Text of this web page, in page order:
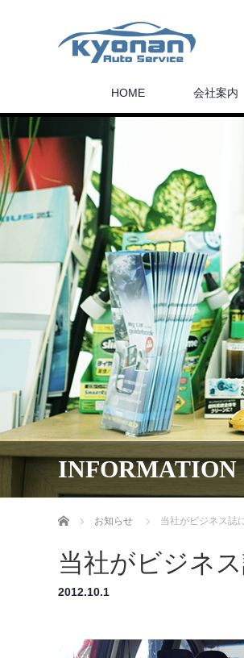
HOME 会社案内
INFORMATION
ホーム お知らせ 当社がビジネス誌
当社がビジネ
2012.10.1